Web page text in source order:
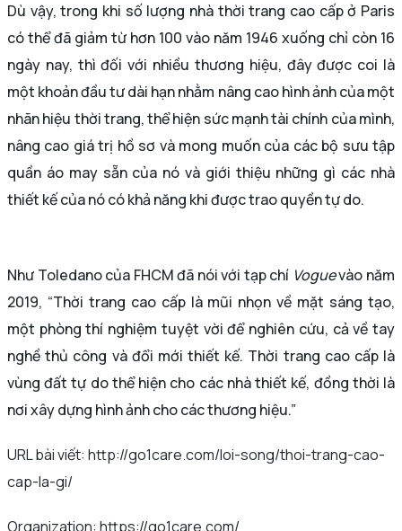
Dù vậy, trong khi số lượng nhà thời trang cao cấp ở Paris
có thể đã giảm từ hơn 100 vào năm 1946 xuống chỉ còn 16
ngày nay, thì đối với nhiều thương hiệu, đây được coi là
một khoản đầu tư dài hạn nhằm nâng cao hình ảnh của một
nhãn hiệu thời trang, thể hiện sức mạnh tài chính của mình,
nâng cao giá trị hồ sơ và mong muốn của các bộ sưu tập
quần áo may sẵn của nó và giới thiệu những gì các nhà
thiết kế của nó có khả năng khi được trao quyền tự do.
Như Toledano của FHCM đã nói với tạp chí Voguevào năm
2019, “Thời trang cao cấp là mũi nhọn về mặt sáng tạo,
một phòng thí nghiệm tuyệt vời để nghiên cứu, cả về tay
nghề thủ công và đổi mới thiết kế. Thời trang cao cấp là
vùng đất tự do thể hiện cho các nhà thiết kế, đồng thời là
nơi xây dựng hình ảnh cho các thương hiệu.”
URL bài viết: http://go1care.com/loi-song/thoi-trang-cao-
cap-la-gi/
Organization: https://go1care.com/